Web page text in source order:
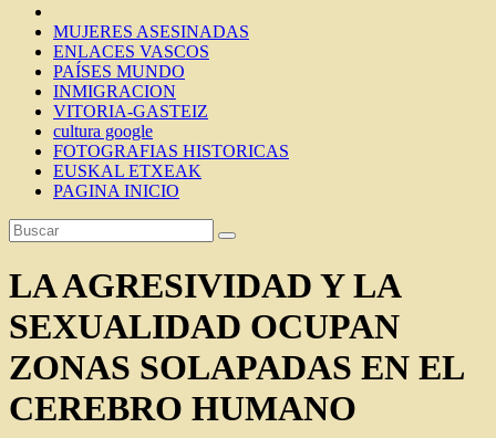
MUJERES ASESINADAS
ENLACES VASCOS
PAÍSES MUNDO
INMIGRACION
VITORIA-GASTEIZ
cultura google
FOTOGRAFIAS HISTORICAS
EUSKAL ETXEAK
PAGINA INICIO
LA AGRESIVIDAD Y LA
SEXUALIDAD OCUPAN
ZONAS SOLAPADAS EN EL
CEREBRO HUMANO